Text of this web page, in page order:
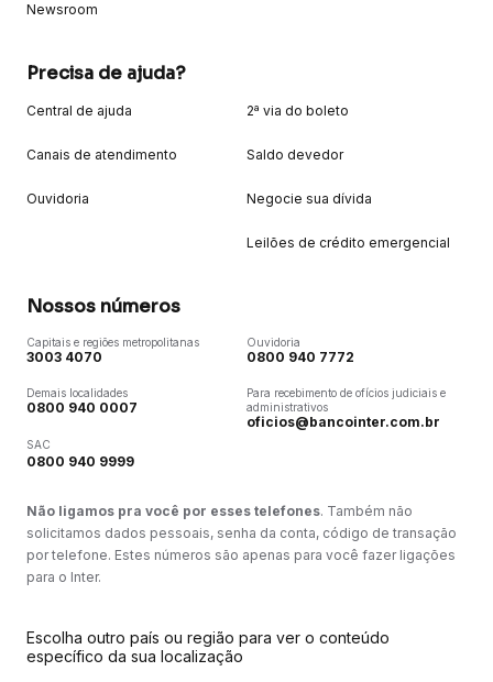
Newsroom
Precisa de ajuda?
Central de ajuda
Canais de atendimento
Ouvidoria
2ª via do boleto
Saldo devedor
Negocie sua dívida
Leilões de crédito emergencial
Nossos números
Capitais e regiões metropolitanas
3003 4070
Demais localidades
0800 940 0007
SAC
0800 940 9999
Ouvidoria
0800 940 7772
Para recebimento de ofícios judiciais e
administrativos
oficios@bancointer.com.br
Não ligamos pra você por esses telefones. Também não
solicitamos dados pessoais, senha da conta, código de transação
por telefone. Estes números são apenas para você fazer ligações
para o Inter.
Escolha outro país ou região para ver o conteúdo
específico da sua localização